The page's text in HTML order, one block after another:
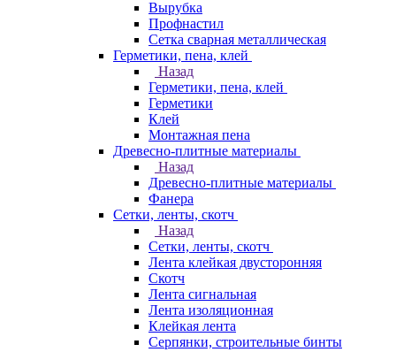
Вырубка
Профнастил
Сетка сварная металлическая
Герметики, пена, клей
Назад
Герметики, пена, клей
Герметики
Клей
Монтажная пена
Древесно-плитные материалы
Назад
Древесно-плитные материалы
Фанера
Сетки, ленты, скотч
Назад
Сетки, ленты, скотч
Лента клейкая двусторонняя
Скотч
Лента сигнальная
Лента изоляционная
Клейкая лента
Серпянки, строительные бинты